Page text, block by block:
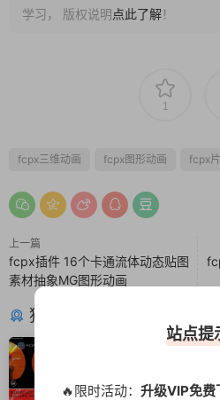
学习， 版权说明点此了解！
1
fcpx三维动画 fcpx图形动画 fcpx
上一篇
fcpx插件 16个卡通流体动态贴图
素材抽象MG图形动画
猜你喜欢
站点提
🔥限时活动： 升级VIP免费